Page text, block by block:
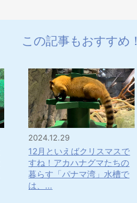
この記事もおすすめ！
2024.12.29
12月といえばクリスマスで
すね！アカハナグマたちの
暮らす「パナマ湾」水槽で
は、...